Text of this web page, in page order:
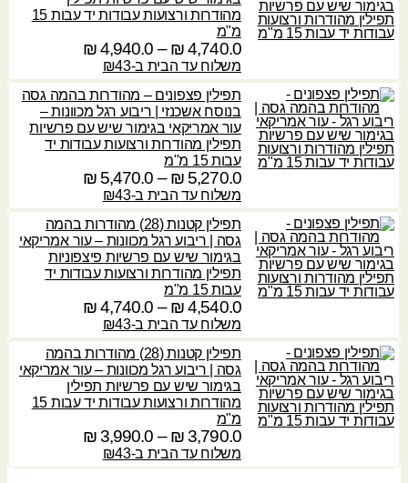
₪
,
4
0
.
0
₪
0
₪
⁩
ע
ד
⁦
4
,
6
0
.
0
₪
⁦
4
,
4
0
.
0
₪
⁩
ע
ד
⁦
4
,
4
0
.
0
₪
ח
ר
ם
:
⁦
4
,
6
0
.
0
₪
⁩
ד
⁦
4
,
8
0
0
.
מהודרות ורצועות עבודות יד עבות 15
מ"מ
4,740.0
₪
–
4,940.0
₪ט
ו
ח
מ
ח
ר
ם
:
⁦
4
,
7
0
.
0
₪
⁩
ד
משלוח עד הבית ב-₪43
תפילין פצפונים – מהודרות בהמה גסה
בנוסח אשכנזי | ריבוע רגל מכוונות –
עור אמריקאי בגימור שיש עם פרשיות
תפילין מהודרות ורצועות עבודות יד
עבות 15 מ"מ
5,270.0
₪
–
5,470.0
₪ט
ו
ח
מ
ח
ר
ם
:
⁦
5
,
2
0
משלוח עד הבית ב-₪43
תפילין קטנות (28) מהודרות בהמה
גסה | ריבוע רגל מכוונות – עור אמריקאי
בגימור שיש עם פרשיות פיצפוניות
תפילין מהודרות ורצועות עבודות יד
עבות 15 מ"מ
4,540.0
₪
–
4,740.0
₪ט
ו
ח
מ
ח
ר
ם
משלוח עד הבית ב-₪43
תפילין קטנות (28) מהודרות בהמה
גסה | ריבוע רגל מכוונות – עור אמריקאי
בגימור שיש עם פרשיות תפילין
מהודרות ורצועות עבודות יד עבות 15
מ"מ
3,790.0
₪
–
3,990.0
₪ט
ו
משלוח עד הבית ב-₪43